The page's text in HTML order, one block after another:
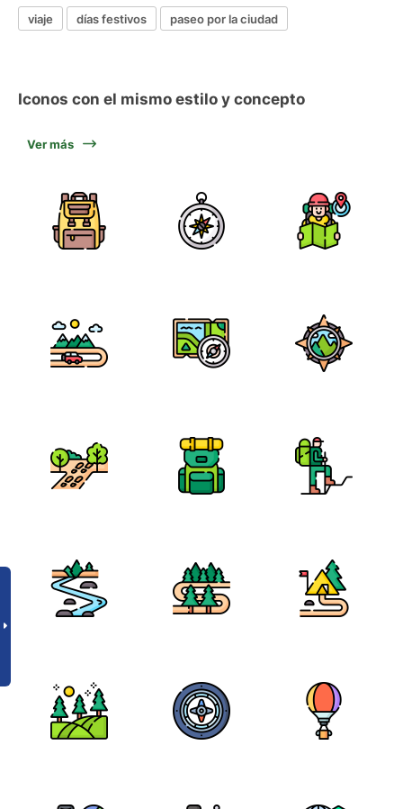
viaje días festivos paseo por la ciudad
Iconos con el mismo estilo y concepto
Ver más